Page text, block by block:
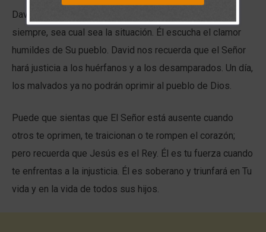
David recuerda al lector que el Señor es Rey para
siempre, sea cual sea la situación. Él escucha el clamor
humildes de Su pueblo. David nos recuerda que el Señor
hará justicia a los huérfanos y a los desamparados. Un día,
los malvados ya no podrán oprimir al pueblo de Dios.
Puede que sientas que El Señor está ausente cuando
otros te oprimen, te traicionan o te rompen el corazón;
pero recuerda que Jesús es el Rey. Él es tu fuerza cuando
te enfrentas a la injusticia. Él es soberano y triunfará en Tu
vida y en la vida de todos sus hijos.